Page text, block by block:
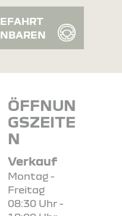
ÖFFNUN
GSZEITE
N
Verkauf
Montag -
Freitag
08:30 Uhr -